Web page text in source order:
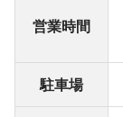
営業時間
駐車場